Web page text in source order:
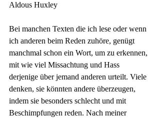
Aldous Huxley
Bei manchen Texten die ich lese oder wenn
ich anderen beim Reden zuhöre, genügt
manchmal schon ein Wort, um zu erkennen,
mit wie viel Missachtung und Hass
derjenige über jemand anderen urteilt. Viele
denken, sie könnten andere überzeugen,
indem sie besonders schlecht und mit
Beschimpfungen reden. Nach meiner